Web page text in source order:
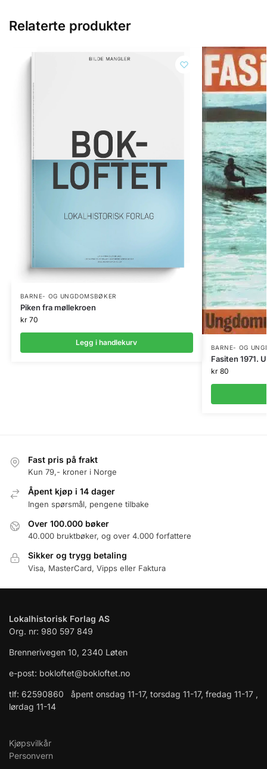
Relaterte produkter
BARNE- OG UNGDOMSBØKER
Piken fra møllekroen
kr70
Legg i handlekurv
BARNE- OG
Fasiten 1971.
kr80
Fast pris på frakt
Kun 79,- kroner i Norge
Åpent kjøp i 14 dager
Ingen spørsmål, pengene tilbake
Over 100.000 bøker
40.000 bruktbøker, og over 4.000 forfattere
Sikker og trygg betaling
Visa, MasterCard, Vipps eller Faktura
Lokalhistorisk Forlag AS
Org. nr: 980 597 849
Brennerivegen 10, 2340 Løten
e-post: bokloftet@bokloftet.no
tlf: 62590860 åpent onsdag 11-17, torsdag 11-17, fredag 11-17 ,
lørdag 11-14
Kjøpsvilkår
Personvern